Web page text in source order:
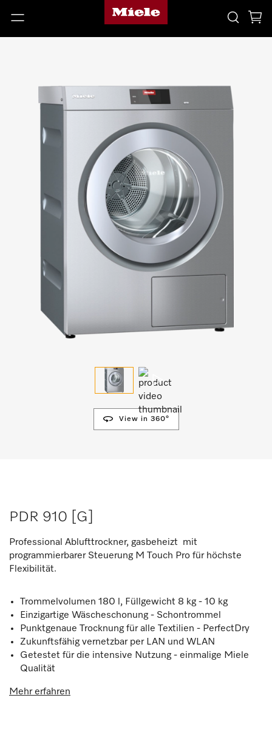
View in 360°
PDR 910 [G]
Professional Ablufttrockner, gasbeheizt mit
programmierbarer Steuerung M Touch Pro für höchste
Flexibilität.
Trommelvolumen 180 l, Füllgewicht 8 kg - 10 kg
Einzigartige Wäscheschonung - Schontrommel
Punktgenaue Trocknung für alle Textilien - PerfectDry
Zukunftsfähig vernetzbar per LAN und WLAN
Getestet für die intensive Nutzung - einmalige Miele
Qualität
Mehr erfahren